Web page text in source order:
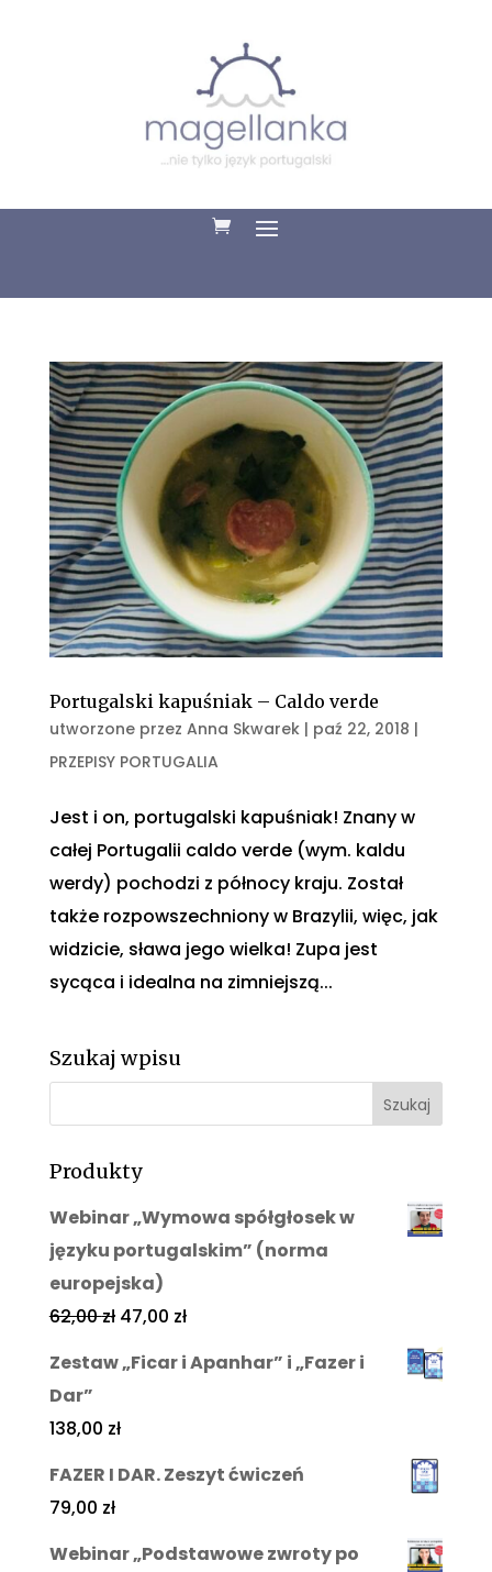
Portugalski kapuśniak – Caldo verde
utworzone przez Anna Skwarek| paź 22, 2018 |
PRZEPISY PORTUGALIA
Jest i on, portugalski kapuśniak! Znany w
całej Portugalii caldo verde (wym. kaldu
werdy) pochodzi z północy kraju. Został
także rozpowszechniony w Brazylii, więc, jak
widzicie, sława jego wielka! Zupa jest
sycąca i idealna na zimniejszą...
Szukaj wpisu
Produkty
Webinar „Wymowa spółgłosek w
języku portugalskim” (norma
europejska)
62,00zł 47,00 zł
Zestaw „Ficar i Apanhar” i „Fazer i
Dar”
138,00 zł
FAZER I DAR. Zeszyt ćwiczeń
79,00 zł
Webinar „Podstawowe zwroty po